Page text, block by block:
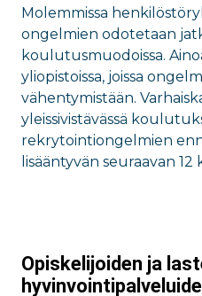
Molemmissa
ongelmien odotetaan
koulutusmuodoissa.
yliopistoissa, joissa
vähentymistään.
yleissivistävässä
rekrytointiongelmien
lisääntyvän seuraavan